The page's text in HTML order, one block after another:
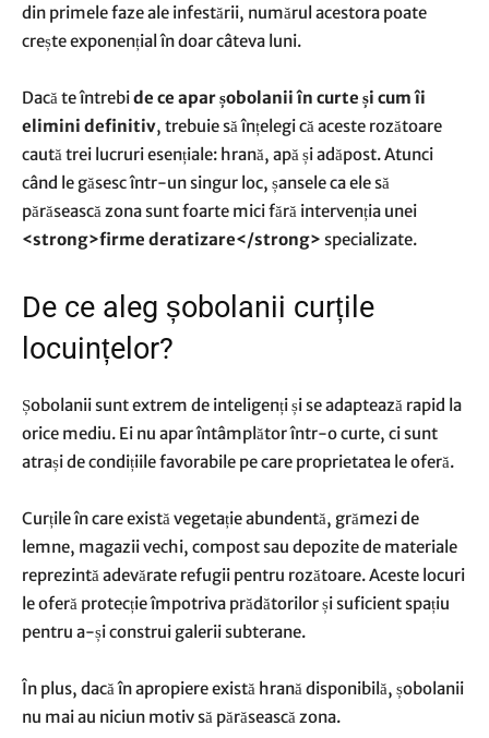
din primele faze ale infestării, numărul acestora poate
crește exponențial în doar câteva luni.
Dacă te întrebide ce apar șobolanii în curte și cum îi
elimini definitiv, trebuie să înțelegi că aceste rozătoare
caută trei lucruri esențiale: hrană, apă și adăpost. Atunci
când le găsesc într-un singur loc, șansele ca ele să
părăsească zona sunt foarte mici fără intervenția unei
<strong>firme deratizare</strong> specializate.
De ce aleg șobolanii curțile
locuințelor?
Șobolanii sunt extrem de inteligenți și se adaptează rapid la
orice mediu. Ei nu apar întâmplător într-o curte, ci sunt
atrași de condițiile favorabile pe care proprietatea le oferă.
Curțile în care există vegetație abundentă, grămezi de
lemne, magazii vechi, compost sau depozite de materiale
reprezintă adevărate refugii pentru rozătoare. Aceste locuri
le oferă protecție împotriva prădătorilor și suficient spațiu
pentru a-și construi galerii subterane.
În plus, dacă în apropiere există hrană disponibilă, șobolanii
nu mai au niciun motiv să părăsească zona.